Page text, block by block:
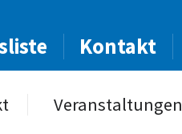
Kontakt
Veranstaltungen